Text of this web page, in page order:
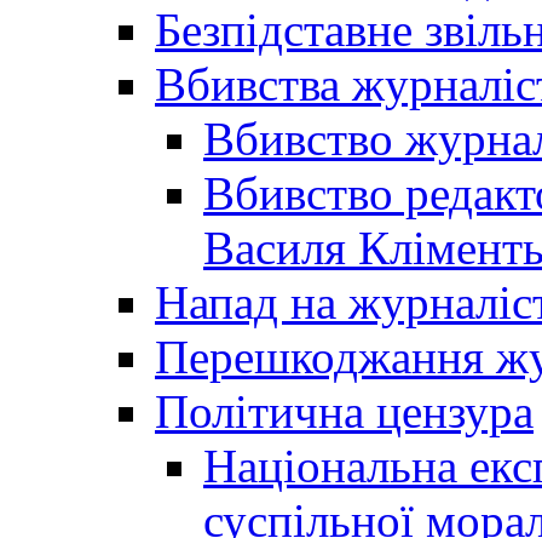
Безпідставне
Вбивства
Вбивство
Вбивство
Василя
Напад на
Перешкоджання
Політична цензура
Національна
суспільної